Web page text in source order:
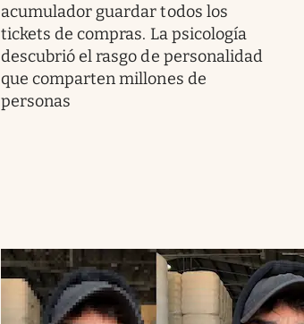
acumulador guardar todos los
tickets de compras. La psicología
descubrió el rasgo de personalidad
que comparten millones de
personas